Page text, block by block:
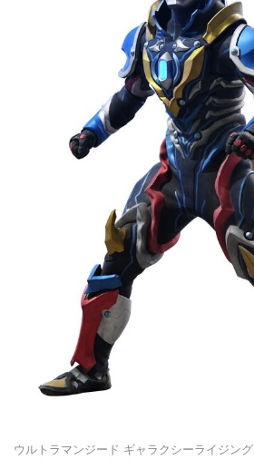
ウルトラマンジード ギャラクシーライジング